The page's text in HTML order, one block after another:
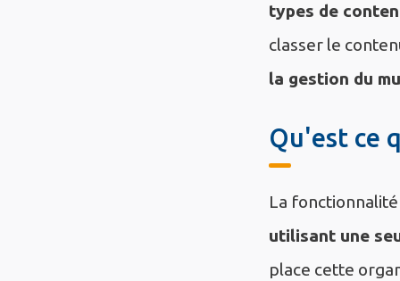
types de
classer le
la gestion du
Qu'est ce
La
utilisant une
place cette